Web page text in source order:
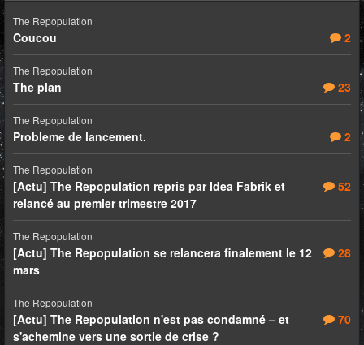
The Repopulation
2
Coucou
The Repopulation
23
The plan
The Repopulation
2
Probleme de lancement.
The Repopulation
52
[Actu] The Repopulation repris par Idea Fabrik et
relancé au premier trimestre 2017
The Repopulation
28
[Actu] The Repopulation se relancera finalement le 12
mars
The Repopulation
70
[Actu] The Repopulation n'est pas condamné – et
s'achemine vers une sortie de crise ?